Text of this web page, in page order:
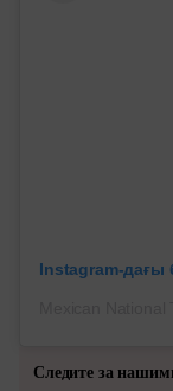
Instagram-
Следите за